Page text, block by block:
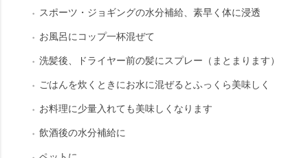
スポーツ・ジョギングの水分補給、素早く体に浸透
お風呂にコップ一杯混ぜて
洗髪後、ドライヤー前の髪にスプレー（まとまります）
ごはんを炊くときにお水に混ぜるとふっくら美味しく
お料理に少量入れても美味しくなります
飲酒後の水分補給に